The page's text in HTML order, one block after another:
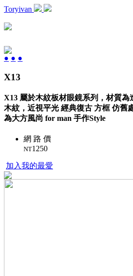
Toryivan
● ● ●
X13
X13 屬於木紋板材眼鏡系列，材質
木紋，近視平光 經典復古 方框 仿舊
為大方風尚 for man 手作Style
網 路 價
NT1250
加入我的最愛